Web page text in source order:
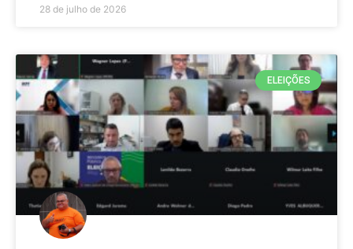
28 de julho de 2026
ELEIÇÕES